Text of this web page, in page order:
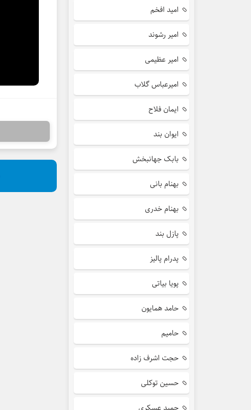
امید افخم
امیر رشوند
امیر عظیمی
امیرعباس گلاب
ایمان فلاح
ایوان بند
بابک جهانبخش
بهنام بانی
بهنام خدری
پازل بند
پدرام پالیز
پویا بیاتی
حامد همایون
حامیم
حجت اشرف زاده
حسین توکلی